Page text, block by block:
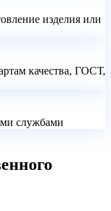
изделия или
качества, ГОСТ,
службами